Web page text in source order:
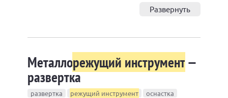
Развернуть
Металлорежущий инструмент—
развертка
развертка режущий инструмент
оснастка